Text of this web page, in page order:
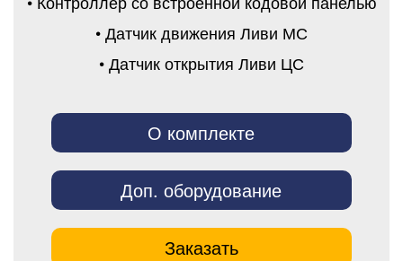
• Датчик движения Ливи МС
• Датчик открытия Ливи ЦС
О комплекте
Доп. оборудование
Заказать